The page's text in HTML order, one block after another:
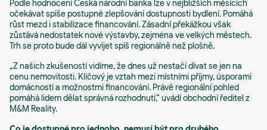
Podle hodnocení Česká národní banka lze v nejbližších měsících
očekávat spíše postupné zlepšování dostupnosti bydlení. Pomáhá
růst mezd i stabilizace financování. Zásadní překážkou však
zůstává nedostatek nové výstavby, zejména ve velkých městech.
Trh se proto bude dál vyvíjet spíš regionálně než plošně.
„Z našich zkušeností vidíme, že dnes už nestačí dívat se jen na
cenu nemovitosti. Klíčový je vztah mezi místními příjmy, úsporami
domácností a možnostmi financování. Právě regionální pohled
pomáhá lidem dělat správná rozhodnutí,“ uvádí obchodní ředitel z
M&M Reality.